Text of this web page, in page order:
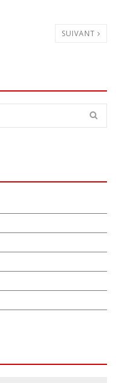
SUIVANT